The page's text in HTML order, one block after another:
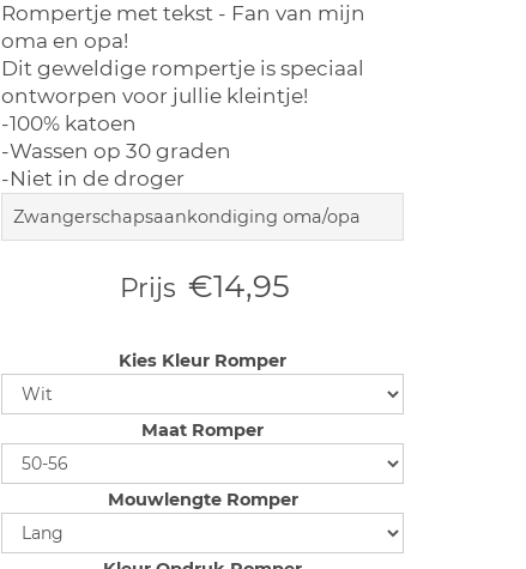
Rompertje met tekst - Fan van mijn
oma en opa!
Dit geweldige rompertje is speciaal
ontworpen voor jullie kleintje!
-100% katoen
-Wassen op 30 graden
-Niet in de droger
Zwangerschapsaankondiging oma/opa
Prijs €14,95
Kies Kleur Romper
Maat Romper
Mouwlengte Romper